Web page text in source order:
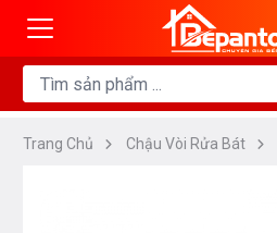
Trang Chủ Chậu Vòi Rửa Bát